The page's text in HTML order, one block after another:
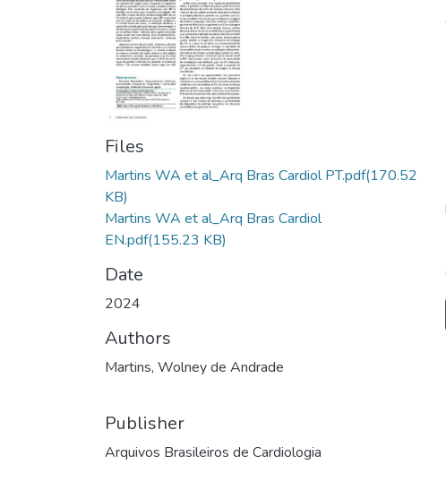
Files
Martins WA et al_Arq Bras Cardiol PT.pdf(170.52
KB)
Martins WA et al_Arq Bras Cardiol
EN.pdf(155.23 KB)
Date
2024
Authors
Martins, Wolney de Andrade
Publisher
Arquivos Brasileiros de Cardiologia